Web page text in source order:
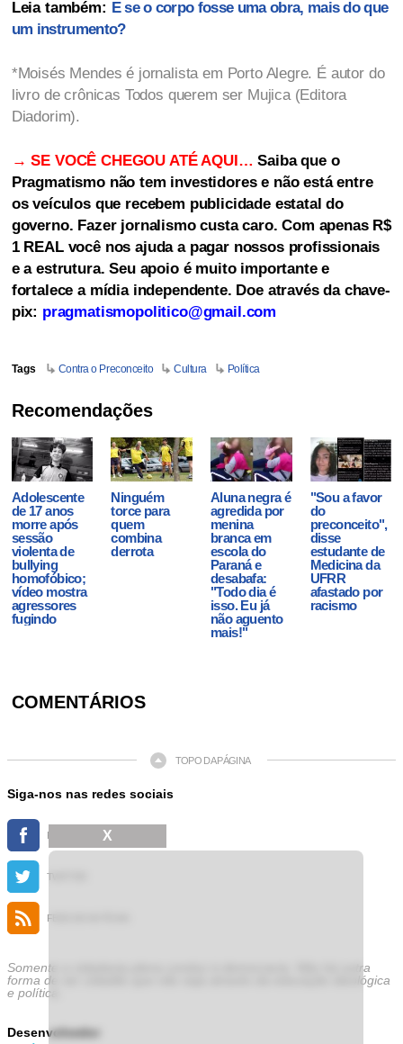
Leia também: E se o corpo fosse uma obra, mais do que
um instrumento?
*Moisés Mendes é jornalista em Porto Alegre. É autor do
livro de crônicas Todos querem ser Mujica (Editora
Diadorim).
→ SE VOCÊ CHEGOU ATÉ AQUI… Saiba que o
Pragmatismo não tem investidores e não está entre
os veículos que recebem publicidade estatal do
governo. Fazer jornalismo custa caro. Com apenas R$
1 REAL você nos ajuda a pagar nossos profissionais
e a estrutura. Seu apoio é muito importante e
fortalece a mídia independente. Doe através da chave-
pix: pragmatismopolitico@gmail.com
Tags Contra o Preconceito Cultura Política
Recomendações
Adolescente
de 17 anos
morre após
sessão
violenta de
bullying
homofóbico;
vídeo mostra
agressores
fugindo
Ninguém
torce para
quem
combina
derrota
Aluna negra é
agredida por
menina
branca em
escola do
Paraná e
desabafa:
"Todo dia é
isso. Eu já
não aguento
mais!"
"Sou a favor
do
preconceito",
disse
estudante de
Medicina da
UFRR
afastado por
racismo
COMENTÁRIOS
TOPO DA PÁGINA
Siga-nos nas redes sociais
FACEBOOK
TWITTER
FEED DE NOTÍCIAS
Somente a cidadania plena conduz à democracia. Não há outra
forma de ser cidadão que não seja através da educação ideológica
e política.
Desenvolvedor
X